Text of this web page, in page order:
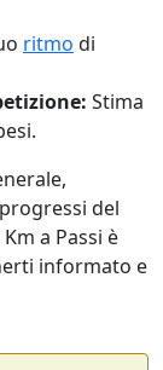
ritmo di
Stima
del
a Passi è
informato e